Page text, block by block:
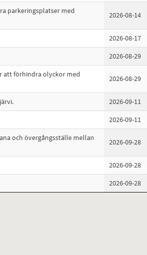
parkeringsplatser med
2026-08-14
2026-08-17
2026-08-29
att förhindra olyckor med
2026-08-29
2026-09-11
2026-09-11
och övergångsställe mellan
2026-09-28
2026-09-28
2026-09-28